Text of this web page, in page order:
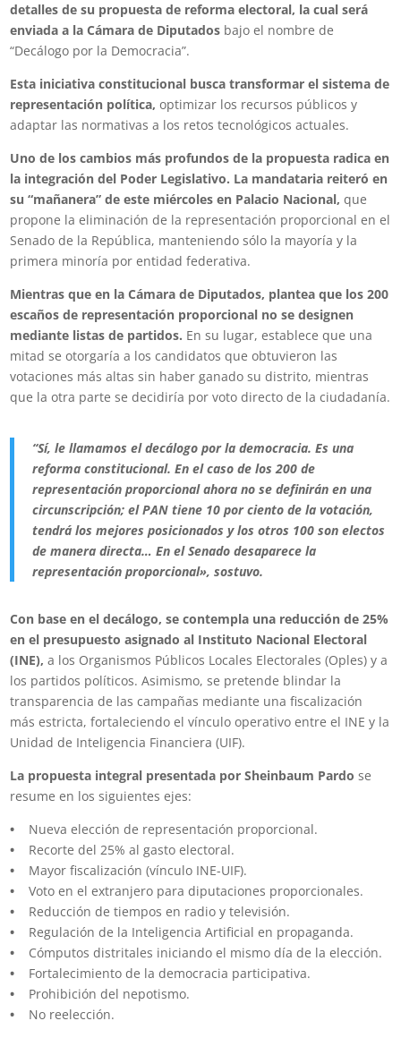
detalles de su propuesta de reforma electoral, la cual será
enviada a la Cámara de Diputados bajo el nombre de
“Decálogo por la Democracia”.
Esta iniciativa constitucional busca transformar el sistema de
representación política, optimizar los recursos públicos y
adaptar las normativas a los retos tecnológicos actuales.
Uno de los cambios más profundos de la propuesta radica en
la integración del Poder Legislativo. La mandataria reiteró en
su “mañanera” de este miércoles en Palacio Nacional, que
propone la eliminación de la representación proporcional en el
Senado de la República, manteniendo sólo la mayoría y la
primera minoría por entidad federativa.
Mientras que en la Cámara de Diputados, plantea que los 200
escaños de representación proporcional no se designen
mediante listas de partidos. En su lugar, establece que una
mitad se otorgaría a los candidatos que obtuvieron las
votaciones más altas sin haber ganado su distrito, mientras
que la otra parte se decidiría por voto directo de la ciudadanía.
“Sí, le llamamos el decálogo por la democracia. Es una
reforma constitucional. En el caso de los 200 de
representación proporcional ahora no se definirán en una
circunscripción; el PAN tiene 10 por ciento de la votación,
tendrá los mejores posicionados y los otros 100 son electos
de manera directa… En el Senado desaparece la
representación proporcional», sostuvo.
Con base en el decálogo, se contempla una reducción de 25%
en el presupuesto asignado al Instituto Nacional Electoral
(INE),a los Organismos Públicos Locales Electorales (Oples) y a
los partidos políticos. Asimismo, se pretende blindar la
transparencia de las campañas mediante una fiscalización
más estricta, fortaleciendo el vínculo operativo entre el INE y la
Unidad de Inteligencia Financiera (UIF).
La propuesta integral presentada por Sheinbaum Pardo se
resume en los siguientes ejes:
• Nueva elección de representación proporcional.
•
Recorte del 25% al gasto electoral.
• Mayor fiscalización (vínculo INE-UIF).
• Voto en el extranjero para diputaciones proporcionales.
• Reducción de tiempos en radio y televisión.
•
Regulación de la Inteligencia Artificial en propaganda.
•
Cómputos distritales iniciando el mismo día de la elección.
• Fortalecimiento de la democracia participativa.
•
Prohibición del nepotismo.
• No reelección.